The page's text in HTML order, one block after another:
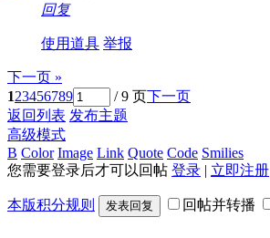
回复
使用道具 举报
下一页 »
123456789 / 9 页下一页
返回列表 发布主题
高级模式
B Color Image Link Quote Code Smilies
您需要登录后才可以回帖 登录 | 立即注册
本版积分规则 发表回复 回帖并转播